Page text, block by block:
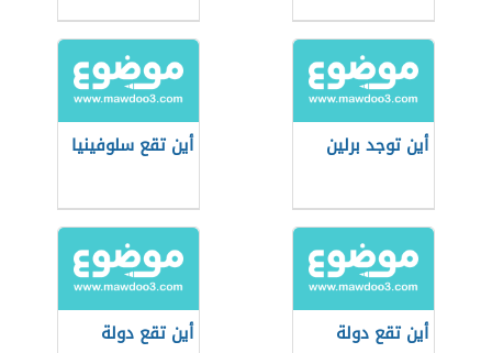
أين توجد برلين أين تقع سلوفينيا
أين تقع دولة
أين تقع دولة